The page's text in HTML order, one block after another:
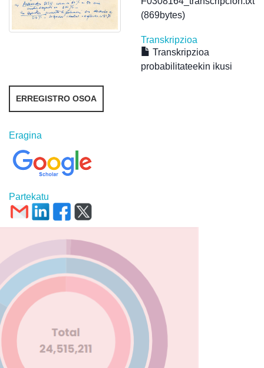
(869bytes)
Transkripzioa
Transkripzioa
probabilitateekin ikusi
ERREGISTRO OSOA
Eragina
Partekatu